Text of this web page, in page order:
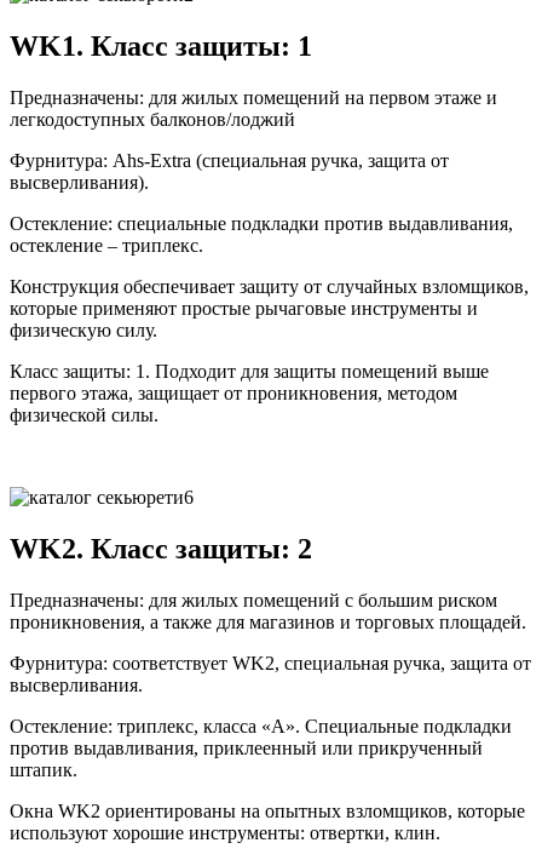
WK1. Класс защиты: 1
Предназначены: для жилых помещений на первом этаже и
легкодоступных балконов/лоджий
Фурнитура: Аhs-Ехtrа (специальная ручка, защита от
высверливания).
Остекление: специальные подкладки против выдавливания,
остекление – триплекс.
Конструкция обеспечивает защиту от случайных взломщиков,
которые применяют простые рычаговые инструменты и
физическую силу.
Класс защиты: 1. Подходит для защиты помещений выше
первого этажа, защищает от проникновения, методом
физической силы.
WK2. Класс защиты: 2
Предназначены: для жилых помещений с большим риском
проникновения, а также для магазинов и торговых площадей.
Фурнитура: соответствует WK2, специальная ручка, защита от
высверливания.
Остекление: триплекс, класса «А». Специальные подкладки
против выдавливания, приклеенный или прикрученный
штапик.
Окна WK2 ориентированы на опытных взломщиков, которые
используют хорошие инструменты: отвертки, клин.